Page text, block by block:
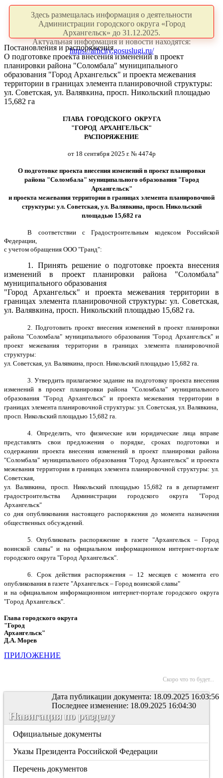
Здесь размещалась информация о деятельности
Администрации городского округа «Город
Архангельск» до 31.12.2025.
Актуальная информация и новости находятся:
https://arhcity.gosuslugi.ru/
Постановления и распоряжения
О подготовке проекта внесения изменений в проект
планировки района "Соломбала" муниципального
образования "Город Архангельск" и проекта межевания
территории в границах элемента планировочной структуры:
ул. Советская, ул. Валявкина, просп. Никольский площадью
15,682 га
ГЛАВА ГОРОДСКОГО ОКРУГА
"ГОРОД АРХАНГЕЛЬСК"
РАСПОРЯЖЕНИЕ
от 18 сентября 2025 г. № 4474р
О подготовке проекта внесения изменений в проект планировки
района "Соломбала" муниципального образования "Город
Архангельск"
и проекта межевания территории в границах элемента планировочной
структуры: ул. Советская, ул. Валявкина, просп. Никольский
площадью 15,682 га
В соответствии с Градостроительным кодексом Российской
Федерации,
с учетом обращения ООО "Гранд":
1. Принять решение о подготовке проекта внесения
изменений в проект планировки района "Соломбала"
муниципального образования
"Город Архангельск" и проекта межеваниятерритории в
границах элемента планировочной структуры: ул. Советская,
ул. Валявкина, просп. Никольский площадью 15,682 га.
2. Подготовить проект внесения изменений в проект планировки
района "Соломбала" муниципального образования "Город Архангельск" и
проект межевания территории в границах элемента планировочной
структуры:
ул. Советская, ул. Валявкина, просп. Никольский площадью 15,682 га.
3. Утвердить прилагаемое задание на подготовку проекта внесения
изменений в проект планировки района "Соломбала" муниципального
образования "Город Архангельск" и проекта межевания территории в
границах элемента планировочной структуры: ул. Советская, ул. Валявкина,
просп. Никольский площадью 15,682 га.
4. Определить, что физические или юридические лица вправе
представлять свои предложения о порядке, сроках подготовки и
содержании проекта внесения изменений в проект планировки района
"Соломбала" муниципального образования "Город Архангельск" и проекта
межевания территории в границах элемента планировочной структуры: ул.
Советская,
ул. Валявкина, просп. Никольский площадью 15,682 га в департамент
градостроительства Администрации городского округа "Город
Архангельск"
со дня опубликования настоящего распоряжения до момента назначения
общественных обсуждений.
5. Опубликовать распоряжение в газете "Архангельск – Город
воинской славы" и на официальном информационном интернет-портале
городского округа "Город Архангельск".
6. Срок действия распоряжения – 12 месяцев с момента его
опубликования в газете "Архангельск – Город воинской славы"
и на официальном информационном интернет-портале городского округа
"Город Архангельск".
Глава городского округа
"Город
Архангельск"
Д.А. Морев
ПРИЛОЖЕНИЕ
Скоро что то будет...
Дата публикации документа: 18.09.2025 16:03:56
Последнее изменение: 18.09.2025 16:04:30
Навигация по разделу
Официальные документы
Указы Президента Российской Федерации
Перечень документов